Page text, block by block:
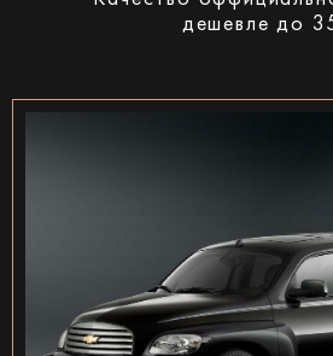
дешевле до